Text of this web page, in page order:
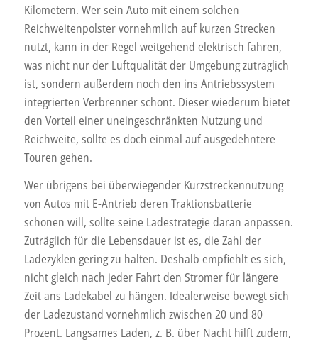
Kilometern. Wer sein Auto mit einem solchen
Reichweitenpolster vornehmlich auf kurzen Strecken
nutzt, kann in der Regel weitgehend elektrisch fahren,
was nicht nur der Luftqualität der Umgebung zuträglich
ist, sondern außerdem noch den ins Antriebssystem
integrierten Verbrenner schont. Dieser wiederum bietet
den Vorteil einer uneingeschränkten Nutzung und
Reichweite, sollte es doch einmal auf ausgedehntere
Touren gehen.
Wer übrigens bei überwiegender Kurzstreckennutzung
von Autos mit E-Antrieb deren Traktionsbatterie
schonen will, sollte seine Ladestrategie daran anpassen.
Zuträglich für die Lebensdauer ist es, die Zahl der
Ladezyklen gering zu halten. Deshalb empfiehlt es sich,
nicht gleich nach jeder Fahrt den Stromer für längere
Zeit ans Ladekabel zu hängen. Idealerweise bewegt sich
der Ladezustand vornehmlich zwischen 20 und 80
Prozent. Langsames Laden, z. B. über Nacht hilft zudem,